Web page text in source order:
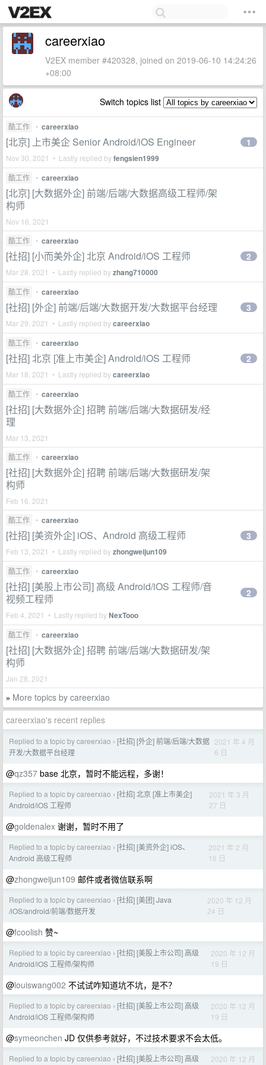
careerxiao
V2EX member #420328, joined on 2019-06-10 14:24:26
+08:00
Switch topics list
酷工作 • careerxiao
[北京] 上市美企 Senior Android/iOS Engineer
Nov 30, 2021 • Lastly replied byfengsien1999
1
酷工作 • careerxiao
[北京] [大数据外企] 前端/后端/大数据高级工程师/架
构师
Nov 16, 2021
酷工作
• careerxiao
[社招] [小而美外企] 北京 Android/iOS 工程师
Mar 28, 2021 • Lastly replied byzhang710000
2
酷工作 • careerxiao
[社招] [外企] 前端/后端/大数据开发/大数据平台经理
Mar 29, 2021 • Lastly replied bycareerxiao
3
酷工作 • careerxiao
[社招] 北京 [准上市美企] Android/iOS 工程师
Mar 18, 2021 • Lastly replied bycareerxiao
2
酷工作 • careerxiao
[社招] [大数据外企] 招聘 前端/后端/大数据研发/经
理
Mar 13, 2021
酷工作
• careerxiao
[社招] [大数据外企] 招聘 前端/后端/大数据研发/架
构师
Feb 16, 2021
酷工作
• careerxiao
[社招] [美资外企] iOS、Android 高级工程师
Feb 13, 2021 • Lastly replied byzhongweijun109
3
酷工作 • careerxiao
[社招] [美股上市公司] 高级 Android/iOS 工程师/音
视频工程师
Feb 4, 2021 • Lastly replied byNexTooo
2
酷工作 • careerxiao
[社招] [大数据外企] 招聘 前端/后端/大数据研发/架
构师
Jan 28, 2021
» More topics by careerxiao
careerxiao's recent replies
Replied to a topic by careerxiao › [社招] [外企] 前端/后端/大数据
开发/大数据平台经理
2021 年 4 月
6 日
@qz357 base 北京，暂时不能远程，多谢！
Replied to a topic by careerxiao › [社招] 北京 [准上市美企]
Android/iOS 工程师
2021 年 3 月
27 日
@goldenalex 谢谢，暂时不用了
Replied to a topic by careerxiao › [社招] [美资外企] iOS、
Android 高级工程师
2021 年 2 月
16 日
@zhongweijun109 邮件或者微信联系啊
Replied to a topic by careerxiao › [社招] [美团] Java
/iOS/android/前端/数据开发
2020 年 12 月
24 日
@fcoolish 赞~
Replied to a topic by careerxiao › [社招] [美股上市公司] 高级
Android/iOS 工程师/架构师
2020 年 12 月
19 日
@louiswang002 不试试咋知道坑不坑，是不？
Replied to a topic by careerxiao › [社招] [美股上市公司] 高级
Android/iOS 工程师/架构师
2020 年 12 月
19 日
@symeonchen JD 仅供参考就好，不过技术要求不会太低。
Replied to a topic by careerxiao › [社招] [美股上市公司] 高级
2020 年 12 月